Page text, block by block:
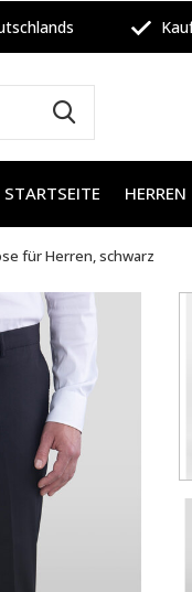
STARTSEITE HERREN
für Herren, schwarz